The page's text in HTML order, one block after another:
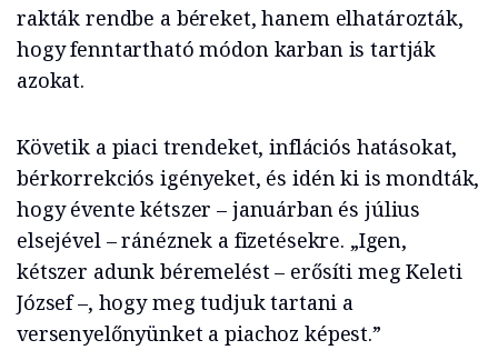
rakták rendbe a béreket, hanem elhatározták,
hogy fenntartható módon karban is tartják
azokat.
Követik a piaci trendeket, inflációs hatásokat,
bérkorrekciós igényeket, és idén ki is mondták,
hogy évente kétszer – januárban és július
elsejével – ránéznek a fizetésekre. „Igen,
kétszer adunk béremelést – erősíti meg Keleti
József –, hogy meg tudjuk tartani a
versenyelőnyünket a piachoz képest.”